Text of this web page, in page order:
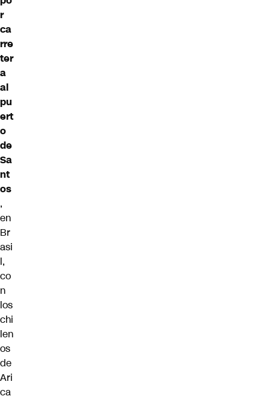
r
ca
rre
ter
a
al
pu
ert
o
de
Sa
nt
os
,
en
Br
asi
l,
co
n
los
chi
len
os
de
Ari
ca